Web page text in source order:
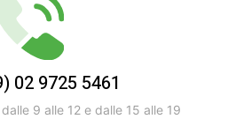
02 9725 5461
9 alle 12 e dalle 15 alle 19